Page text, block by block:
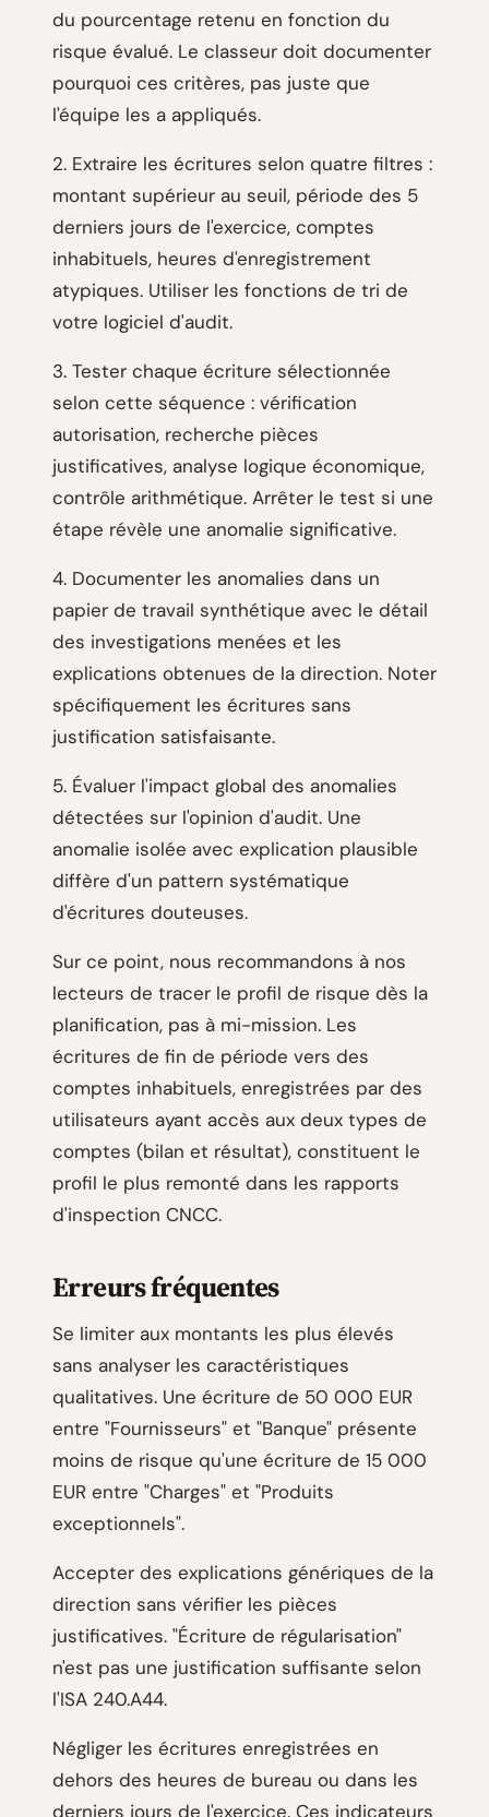
du pourcentage retenu en fonction du
risque évalué. Le classeur doit documenter
pourquoi ces critères, pas juste que
l'équipe les a appliqués.
2. Extraire les écritures selon quatre filtres :
montant supérieur au seuil, période des 5
derniers jours de l'exercice, comptes
inhabituels, heures d'enregistrement
atypiques. Utiliser les fonctions de tri de
votre logiciel d'audit.
3. Tester chaque écriture sélectionnée
selon cette séquence : vérification
autorisation, recherche pièces
justificatives, analyse logique économique,
contrôle arithmétique. Arrêter le test si une
étape révèle une anomalie significative.
4. Documenter les anomalies dans un
papier de travail synthétique avec le détail
des investigations menées et les
explications obtenues de la direction. Noter
spécifiquement les écritures sans
justification satisfaisante.
5. Évaluer l'impact global des anomalies
détectées sur l'opinion d'audit. Une
anomalie isolée avec explication plausible
diffère d'un pattern systématique
d'écritures douteuses.
Sur ce point, nous recommandons à nos
lecteurs de tracer le profil de risque dès la
planification, pas à mi-mission. Les
écritures de fin de période vers des
comptes inhabituels, enregistrées par des
utilisateurs ayant accès aux deux types de
comptes (bilan et résultat), constituent le
profil le plus remonté dans les rapports
d'inspection CNCC.
Erreurs fréquentes
Se limiter aux montants les plus élevés
sans analyser les caractéristiques
qualitatives. Une écriture de 50 000 EUR
entre "Fournisseurs" et "Banque" présente
moins de risque qu'une écriture de 15 000
EUR entre "Charges" et "Produits
exceptionnels".
Accepter des explications génériques de la
direction sans vérifier les pièces
justificatives. "Écriture de régularisation"
n'est pas une justification suffisante selon
l'ISA 240.A44.
Négliger les écritures enregistrées en
dehors des heures de bureau ou dans les
derniers jours de l'exercice. Ces indicateurs